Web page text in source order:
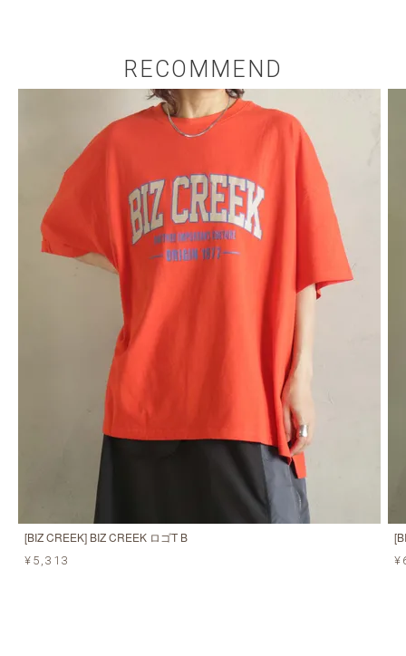
RECOMMEND
[BIZ CREEK] BIZ CREEK ロゴT B
¥5,313